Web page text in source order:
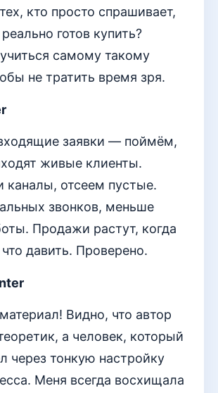
кто просто спрашивает,
готов купить?
самому такому
не тратить время зря.
заявки — поймём,
живые клиенты.
каналы, отсеем пустые.
звонков, меньше
Продажи растут, когда
давить. Проверено.
Видно, что автор
а человек, который
через тонкую настройку
Меня всегда восхищала